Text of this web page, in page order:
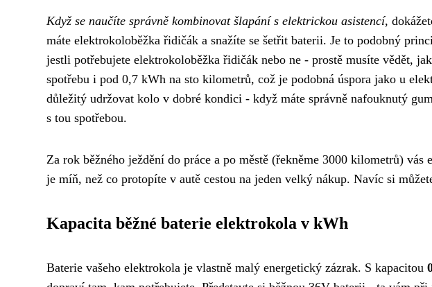
Když se naučíte správně kombinovat šlapání s elektrickou asistencí,
máte elektrokoloběžka řidičák a snažíte se šetřit baterii. Je to podobný
jestli potřebujete elektrokoloběžka řidičák nebo ne - prostě musíte vědět,
spotřebu i pod 0,7 kWh na sto kilometrů, což je podobná úspora jako u
důležitý udržovat kolo v dobré kondici - když máte správně nafouknutý
s tou spotřebou.
Za rok běžného ježdění do práce a po městě (řekněme 3000 kilometrů)
je míň, než co protopíte v autě cestou na jeden velký nákup. Navíc si
Kapacita běžné baterie elektrokola v kWh
Baterie vašeho elektrokola je vlastně malý energetický zázrak. S kapacitou